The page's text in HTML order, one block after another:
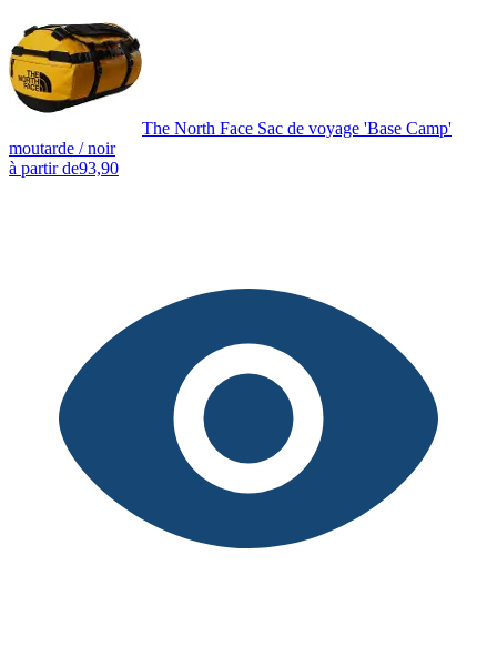
The North Face Sac de voyage 'Base Camp'
moutarde / noir
à partir de93,90